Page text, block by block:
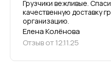
Грузчики вежливые.
качественную доставку
организацию.
Елена Колёнова
Отзыв от 12.11.25